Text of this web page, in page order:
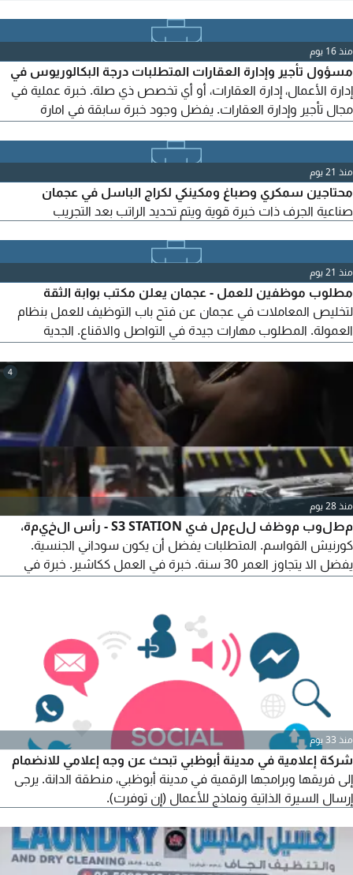
منذ 16 يوم
مسؤول تأجير وإدارة العقارات المتطلبات درجة البكالوريوس في
إدارة الأعمال، إدارة العقارات، أو أي تخصص ذي صلة. خبرة عملية في
مجال تأجير وإدارة العقارات. يفضل وجود خبرة سابقة في امارة
معرفة جيدة بقوانين وأنظمة التأجير وإدارة العقارات في امارة أبوظبي.
مهارات ممتازة في التواصل، التفاوض، وخدمة العملاء. القدرة على
اعداد العقود ومتابعة اجراءات
منذ 21 يوم
محتاجين سمكري وصباغ ومكينكي لكراج الباسل في عجمان
صناعية الجرف ذات خبرة قوية ويتم تحديد الراتب بعد التجريب
منذ 21 يوم
مطلوب موظفين للعمل - عجمان يعلن مكتب بوابة الثقة
لتخليص المعاملات في عجمان عن فتح باب التوظيف للعمل بنظام
العمولة. المطلوب مهارات جيدة في التواصل والاقناع. الجدية
جيدة. يفضل وجود خبرة في مجال تخليص المعاملات أو الخدمات
الحكومية (وليست شرطا) مكان العمل عجمان نظام العمل بالعمولة
(فرصة لتحقيق دخل مميز حسب الأداء)
4
منذ 28 يوم
مطلوب موظف للعمل في S3 STATION - رأس الخيمة،
كورنيش القواسم. المتطلبات يفضل أن يكون سوداني الجنسية.
يفضل الا يتجاوز العمر 30 سنة. خبرة في العمل ككاشير. خبرة في
منذ 33 يوم
شركة إعلامية في مدينة أبوظبي تبحث عن وجه إعلامي للانضمام
إلى فريقها وبرامجها الرقمية في مدينة أبوظبي، منطقة الدانة. يرجى
إرسال السيرة الذاتية ونماذج للأعمال (إن توفرت).